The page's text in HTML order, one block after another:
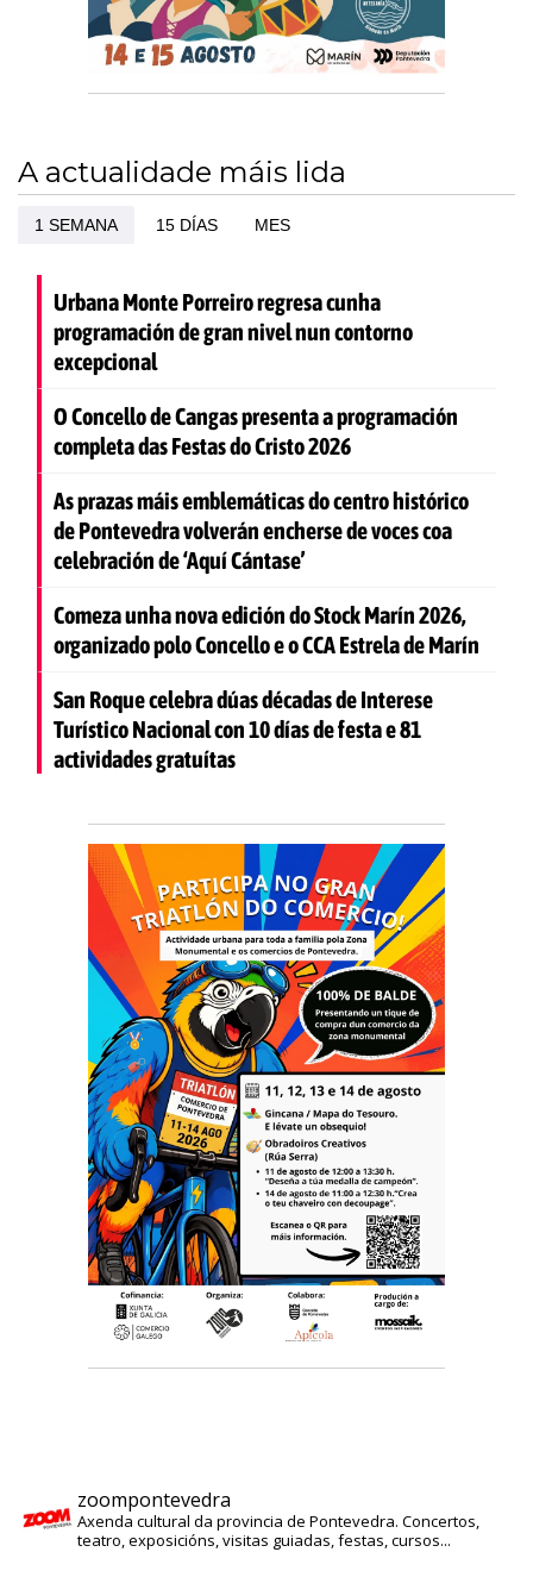
A actualidade máis lida
1 SEMANA 15 DÍAS MES
Urbana Monte Porreiro regresa cunha
programación de gran nivel nun contorno
excepcional
O Concello de Cangas presenta a programación
completa das Festas do Cristo 2026
As prazas máis emblemáticas do centro histórico
de Pontevedra volverán encherse de voces coa
celebración de ‘Aquí Cántase’
Comeza unha nova edición do Stock Marín 2026,
organizado polo Concello e o CCA Estrela de Marín
San Roque celebra dúas décadas de Interese
Turístico Nacional con 10 días de festa e 81
actividades gratuítas
zoompontevedra
Axenda cultural da provincia de Pontevedra. Concertos,
teatro, exposicións, visitas guiadas, festas, cursos...